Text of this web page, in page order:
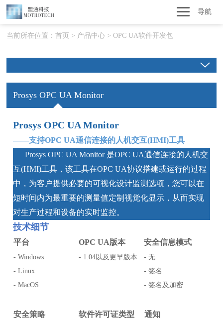
导航
当前所在位置：首页 > 产品中心 >OPC UA软件开发包
Prosys OPC UA Monitor
Prosys OPC UA Monitor
——支持OPC UA通信连接的人机交互(HMI)工具
Prosys OPC UA Monitor 是OPC UA通信连接的人机交
互(HMI)工具，该工具在OPC UA协议搭建或运行的过程
中，为客户提供必要的可视化设计监测选项，您可以在
短时间内为最重要的测量值定制视觉化显示，从而实现
对生产过程和设备的实时监控。
技术细节
平台 OPC UA版本 安全信息模式
- Windows
- Linux
- MacOS
- 1.04以及更早版本
- 无
- 签名
- 签名及加密
安全策略 软件许可证类型 通知